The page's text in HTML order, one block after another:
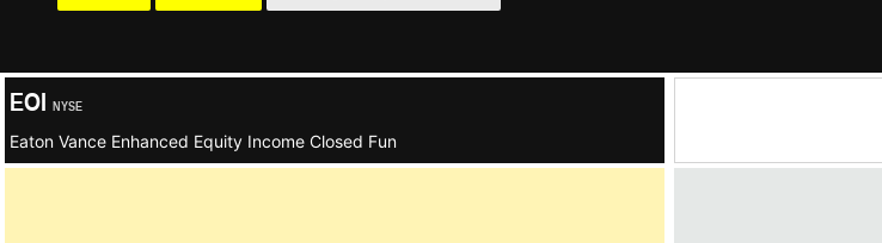
EOI NYSE
Eaton Vance Enhanced Equity Income Closed Fun